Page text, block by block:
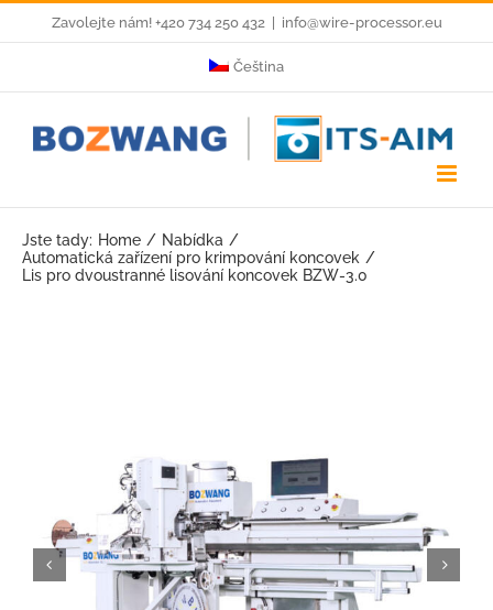
content
Zavolejte nám! +420 734 250 432 info@wire-processor.eu
Čeština
Jste tady: Home
Nabídka
Automatická zařízení pro krimpování koncovek
Lis pro dvoustranné lisování koncovek BZW-3.0